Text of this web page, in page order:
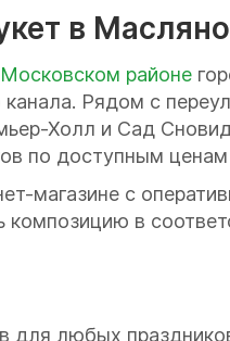
в
Московском районе
Рядом с
Холл и Сад
по доступным
магазине с
композицию в
любых